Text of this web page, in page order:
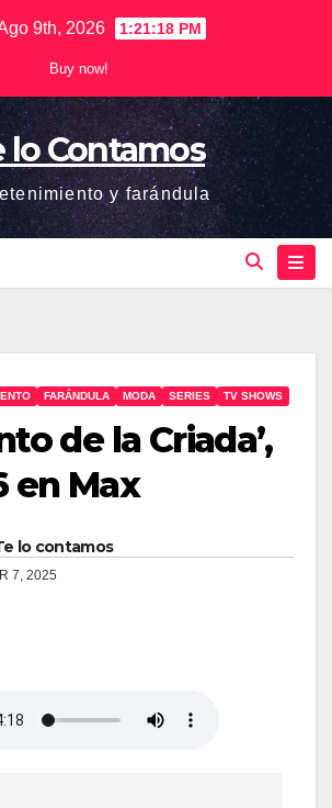
9th, 2026 1:21:19 PM
Buy now!
lo Contamos
y farándula
FARÁNDULA MODA SERIES TV SHOWS
de la Criada’,
en Max
lo contamos
7, 2025